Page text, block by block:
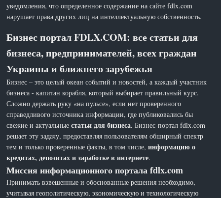
уведомления, что определенное содержание на сайте fdlx.com
нарушает права других лиц на интеллектуальную собственность.
Бизнес портал FDLX.COM: все статьи для
бизнеса, предпринимателей, всех граждан
Украины и ближнего зарубежья
Бизнес – это целый океан событий и новостей, а каждый участник
бизнеса - капитан корабля, который выбирает правильный курс.
Сложно держать руку «на пульсе», если нет проверенного
справедливого источника информации, где публиковались бы
свежие и актуальныестатьи для бизнеса. Бизнес-портал fdlx.com
решает эту задачу, предоставляя пользователям обширный спектр
тем и только проверенные факты, в том числе,информацию о
кредитах, депозитах и заработке в интернете.
Миссия информационного портала fdlx.com
Принимать взвешенные и обоснованные решения необходимо,
учитывая геополитическую, экономическую и технологическую